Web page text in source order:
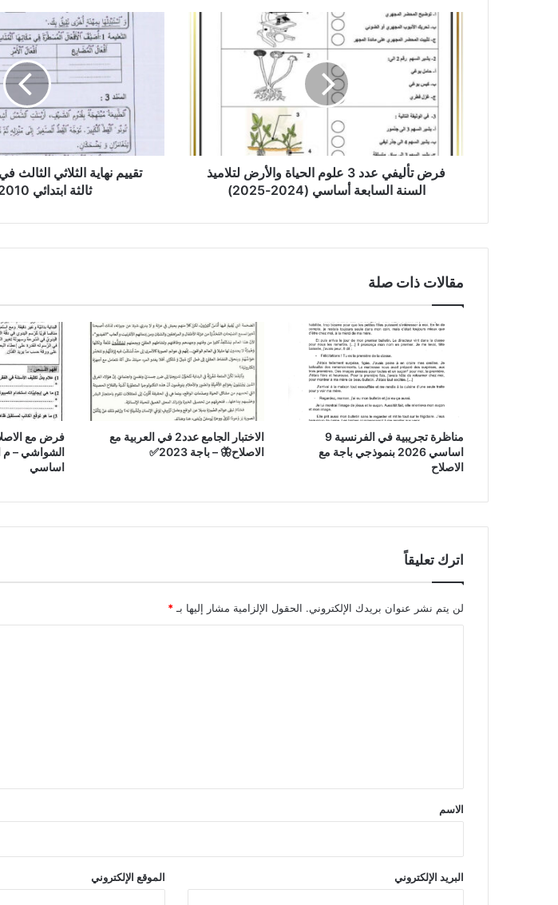
والأرض
السنة
السابعة
2025)
فرض تأليفي عدد 3 علوم الحياة والأرض لتلاميذ
السنة السابعة أساسي (2024-2025)
ثالثة
ابتدائيتقييم نهاية الثلاثي الثالث
ثالثة ابتدائي 2010-2011
مقالات ذات صلة
مناظرة تجريبية في الفرنسية 9
اساسي 2026 بنموذجي باجة مع
الاصلاح
الاختبار الجامع عدد2 في العربية مع
الاصلاح🦋 – باجة 2023✅
فرض مع
اساسي
اترك تعليقاً
لن يتم نشر عنوان بريدك الإلكتروني. الحقول الإلزامية مشار إليها بـ *
*
الاسم
البريد الإلكتروني الموقع الإلكتروني